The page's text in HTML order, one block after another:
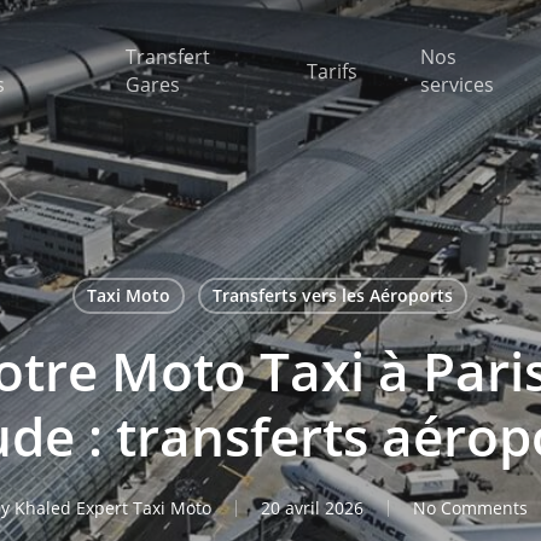
Transfert
Gares
Tarifs
Nos
services
Taxi Moto Transferts vers les Aéroports
Moto Taxi à
: transferts
Khaled Expert Taxi Moto 20 avril 2026 No Comments